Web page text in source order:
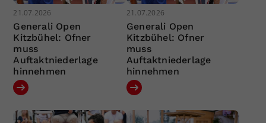
21.07.2026
Generali Open
Kitzbühel: Ofner
muss
Auftaktniederlage
hinnehmen
21.07.2026
Generali Open
Kitzbühel: Ofner
muss
Auftaktniederlage
hinnehmen